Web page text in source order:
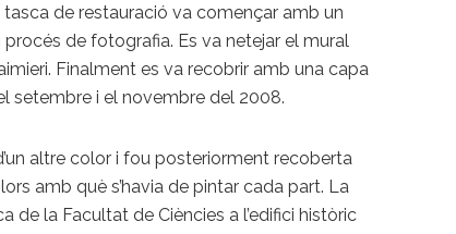
de restauració va començar amb un
de fotografia. Es va netejar el mural
Finalment es va recobrir amb una capa
setembre i el novembre del 2008.
altre color i fou posteriorment recoberta
amb què s’havia de pintar cada part. La
de la Facultat de Ciències a l’edifici històric